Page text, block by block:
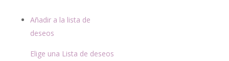
Añadir a la lista de
deseos
Elige una Lista de deseos